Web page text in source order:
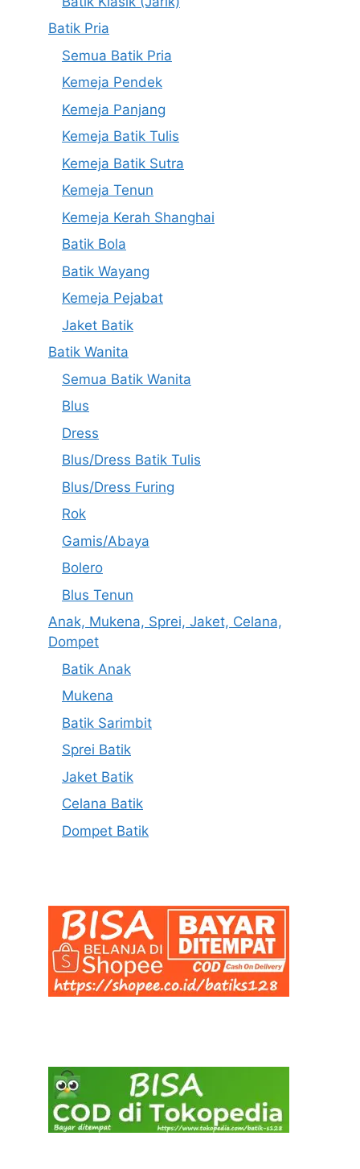
Batik Pria
Semua Batik Pria
Kemeja Pendek
Kemeja Panjang
Kemeja Batik Tulis
Kemeja Batik Sutra
Kemeja Tenun
Kemeja Kerah Shanghai
Batik Bola
Batik Wayang
Kemeja Pejabat
Jaket Batik
Batik Wanita
Semua Batik Wanita
Blus
Dress
Blus/Dress Batik Tulis
Blus/Dress Furing
Rok
Gamis/Abaya
Bolero
Blus Tenun
Anak, Mukena, Sprei, Jaket, Celana,
Dompet
Batik Anak
Mukena
Batik Sarimbit
Sprei Batik
Jaket Batik
Celana Batik
Dompet Batik